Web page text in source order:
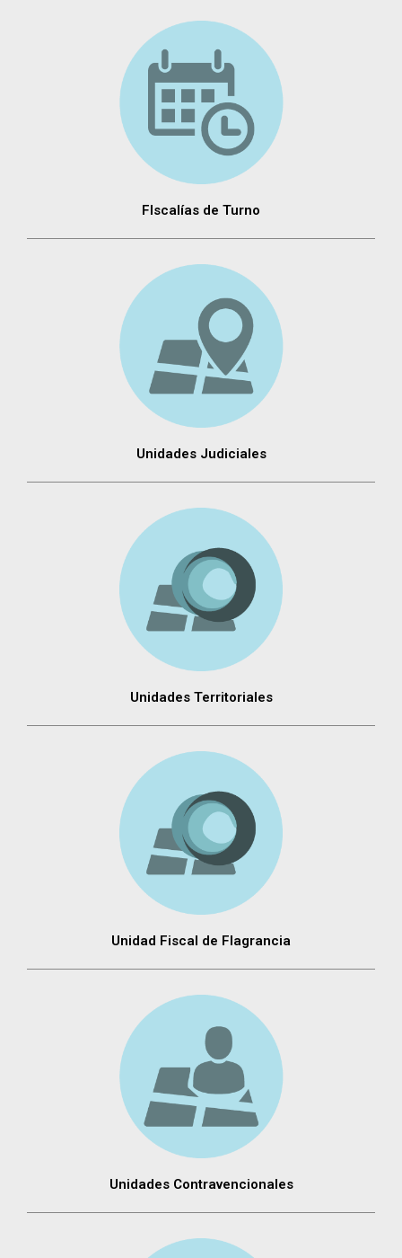
FIscalías de Turno
Unidades Judiciales
Unidades Territoriales
Unidad Fiscal de Flagrancia
Unidades Contravencionales